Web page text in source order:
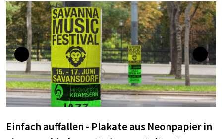
Einfach auffallen - Plakate aus Neonpapier in